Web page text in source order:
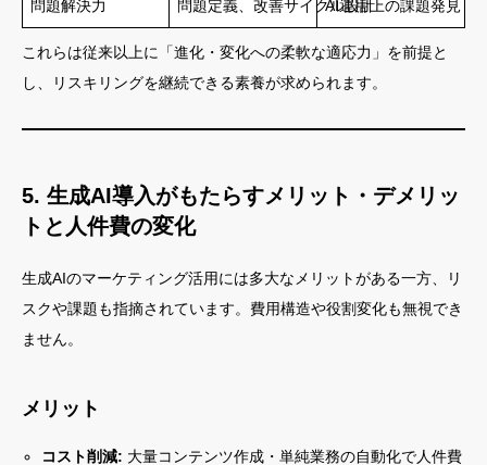
問題解決力 問題定義、改善サイクル設計AI運用上の課題発見・
これらは従来以上に「進化・変化への柔軟な適応力」を前提と
し、リスキリングを継続できる素養が求められます。
5. 生成AI導入がもたらすメリット・デメリッ
トと人件費の変化
生成AIのマーケティング活用には多大なメリットがある一方、リ
スクや課題も指摘されています。費用構造や役割変化も無視でき
ません。
メリット
コスト削減: 大量コンテンツ作成・単純業務の自動化で人件費